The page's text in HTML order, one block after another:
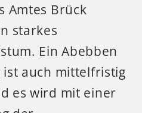
Amtes Brück
starkes
Ein Abebben
ist auch mittelfristig
es wird mit einer